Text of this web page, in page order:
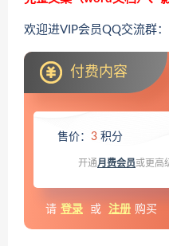
欢迎进VIP会员QQ交流群
付费内容
售价： 3 积分
开通月费会员或更高
请 登录 或 注册 购买